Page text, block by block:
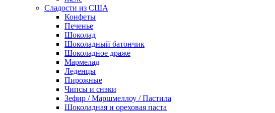
Сладости из США
Конфеты
Печенье
Шоколад
Шоколадный батончик
Шоколадное драже
Мармелад
Леденцы
Пирожные
Чипсы и снэки
Зефир / Маршмеллоу / Пастила
Шоколадная и ореховая паста